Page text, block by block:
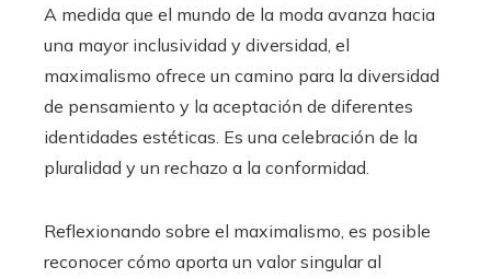
A medida que el mundo de la moda avanza hacia
una mayor inclusividad y diversidad, el
maximalismo ofrece un camino para la diversidad
de pensamiento y la aceptación de diferentes
identidades estéticas. Es una celebración de la
pluralidad y un rechazo a la conformidad.
Reflexionando sobre el maximalismo, es posible
reconocer cómo aporta un valor singular al